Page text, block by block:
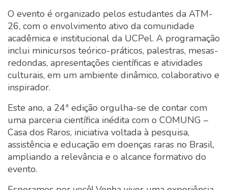
O evento é organizado pelos estudantes da ATM-
26, com o envolvimento ativo da comunidade
acadêmica e institucional da UCPel. A programação
inclui minicursos teórico-práticos, palestras, mesas-
redondas, apresentações científicas e atividades
culturais, em um ambiente dinâmico, colaborativo e
inspirador.
Este ano, a 24ª edição orgulha-se de contar com
uma parceria científica inédita com o COMUNG –
Casa dos Raros, iniciativa voltada à pesquisa,
assistência e educação em doenças raras no Brasil,
ampliando a relevância e o alcance formativo do
evento.